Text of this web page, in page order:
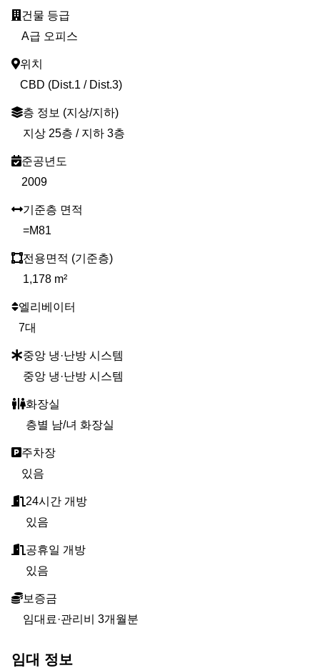
건물 등급
A급 오피스
위치
CBD (Dist.1 / Dist.3)
층 정보 (지상/지하)
지상 25층 / 지하 3층
준공년도
2009
기준층 면적
=M81
전용면적 (기준층)
1,178 m²
엘리베이터
7대
중앙 냉·난방 시스템
중앙 냉·난방 시스템
화장실
층별 남/녀 화장실
주차장
있음
24시간 개방
있음
공휴일 개방
있음
보증금
임대료·관리비 3개월분
임대 정보